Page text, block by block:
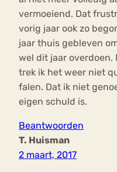
vermoeiend. Dat
vorig jaar ook zo
jaar thuis gebleven
wel dit jaar overdoen.
trek ik het weer niet
falen. Dat ik niet
eigen schuld is.
Beantwoorden
T. Huisman
2 maart, 2017